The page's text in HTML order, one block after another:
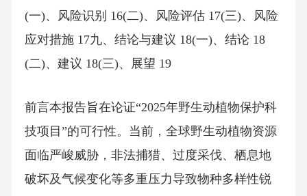
(一)、风险识别 16(二)、风险评估 17(三)、风险
应对措施 17九、结论与建议 18(一)、结论 18
(二)、建议 18(三)、展望 19
前言本报告旨在论证“2025年野生动植物保护科
技项目”的可行性。当前，全球野生动植物资源
面临严峻威胁，非法捕猎、过度采伐、栖息地
破坏及气候变化等多重压力导致物种多样性锐